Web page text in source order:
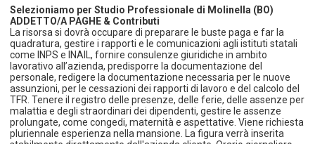
Selezioniamo per Studio Professionale di Molinella (BO)
ADDETTO/A PAGHE & Contributi
La risorsa si dovrà occupare di preparare le buste paga e far la
quadratura, gestire i rapporti e le comunicazioni agli istituti statali
come INPS e INAIL, fornire consulenze giuridiche in ambito
lavorativo all’azienda, predisporre la documentazione del
personale, redigere la documentazione necessaria per le nuove
assunzioni, per le cessazioni dei rapporti di lavoro e del calcolo del
TFR. Tenere il registro delle presenze, delle ferie, delle assenze per
malattia e degli straordinari dei dipendenti, gestire le assenze
prolungate, come congedi, maternità e aspettative. Viene richiesta
pluriennale esperienza nella mansione. La figura verrà inserita